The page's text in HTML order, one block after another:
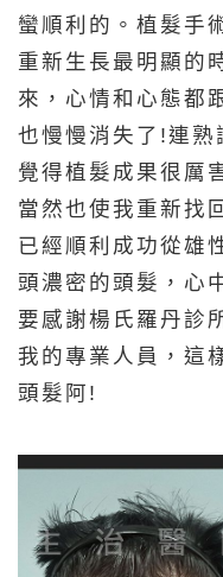
蠻順利的。植髮手
重新生長最明顯的
來，心情和心態都
也慢慢消失了!連熟
覺得植髮成果很厲
當然也使我重新找
已經順利成功從雄
頭濃密的頭髮，心
要感謝楊氏羅丹診
我的專業人員，這
頭髮阿!